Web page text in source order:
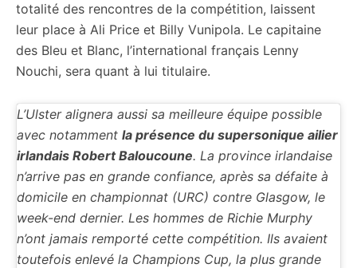
totalité des rencontres de la compétition, laissent
leur place à Ali Price et Billy Vunipola. Le capitaine
des Bleu et Blanc, l’international français Lenny
Nouchi, sera quant à lui titulaire.
L’Ulster alignera aussi sa meilleure équipe possible
avec notamment la présence du supersonique ailier
irlandais Robert Baloucoune. La province irlandaise
n’arrive pas en grande confiance, après sa défaite à
domicile en championnat (URC) contre Glasgow, le
week-end dernier. Les hommes de Richie Murphy
n’ont jamais remporté cette compétition. Ils avaient
toutefois enlevé la Champions Cup, la plus grande